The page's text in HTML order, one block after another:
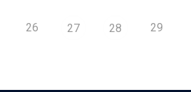
26 27 28 29